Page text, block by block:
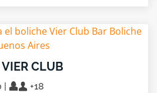
VIER CLUB
+18